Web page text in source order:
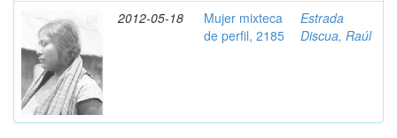
2012-05-18
Mujer mixteca
de perfil, 2185
Estrada
Discua, Raúl